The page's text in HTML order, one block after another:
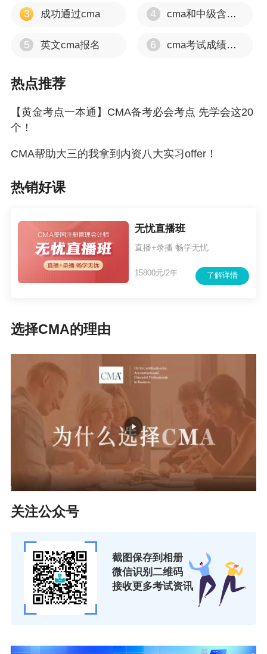
点击“进入”即可看到具体内容
3 成功通过cma 4 cma和中级含金量
5 英文cma报名 6 cma考试成绩多久出
热点推荐
【黄金考点一本通】CMA备考必会考点 先学会这20
个！
CMA帮助大三的我拿到内资八大实习offer！
热销好课
无忧直播班
直播+录播 畅学无忧
了解详情
15800元/2年
选择CMA的理由
关注公众号
截图保存到相册
微信识别二维码
接收更多考试资讯